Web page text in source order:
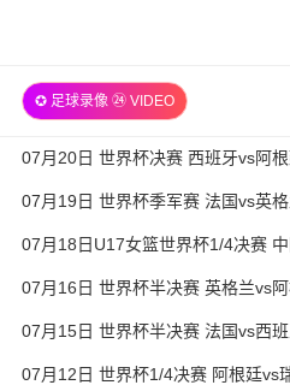
✪ 足球录像 ㉔ VIDEO
07月20日 世界杯决赛 西班牙vs阿
07月19日 世界杯季军赛 法国vs英
07月18日U17女篮世界杯1/4决赛
录像
07月16日 世界杯半决赛 英格兰vs
07月15日 世界杯半决赛 法国vs西
07月12日 世界杯1/4决赛 阿根廷vs